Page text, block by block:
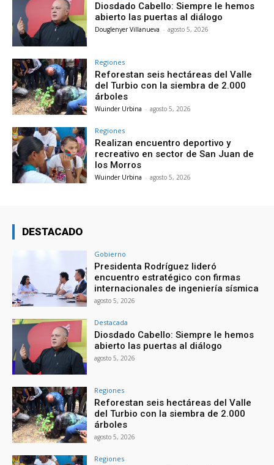
Diosdado Cabello: Siempre le hemos
abierto las puertas al diálogo
Douglenyer Villanueva - agosto 5, 2026
Regiones
Reforestan seis hectáreas del Valle
del Turbio con la siembra de 2.000
árboles
Wuinder Urbina - agosto 5, 2026
Regiones
Realizan encuentro deportivo y
recreativo en sector de San Juan de
los Morros
Wuinder Urbina - agosto 5, 2026
DESTACADO
Gobierno
Presidenta Rodríguez lideró
encuentro estratégico con firmas
internacionales de ingeniería sísmica
agosto 5, 2026
Destacada
Diosdado Cabello: Siempre le hemos
abierto las puertas al diálogo
agosto 5, 2026
Regiones
Reforestan seis hectáreas del Valle
del Turbio con la siembra de 2.000
árboles
agosto 5, 2026
Regiones